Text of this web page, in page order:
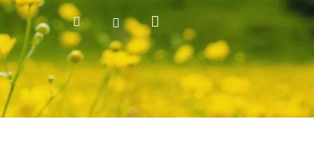
HledatPřihlášení
košík